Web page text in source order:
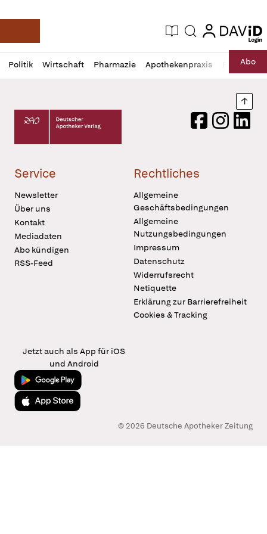
Deutsche Apotheker Zeitung
Aktuelle Ausgabe
Suche login
login
Politik Wirtschaft Pharmazie Apothekenpraxis RechtAbo
Profil
öffnen
Daz
Pur
Deutscher Apotheker Verlag Logo
FacebookInstagram
Service
Newsletter
Über uns
Kontakt
Mediadaten
Abo kündigen
RSS-Feed
Rechtliches
Allgemeine
Geschäftsbedingungen
Allgemeine
Nutzungsbedingungen
Impressum
Datenschutz
Widerrufsrecht
Netiquette
Erklärung zur Barrierefreiheit
Cookies & Tracking
Jetzt auch als App für iOS
und Android
Jetzt bei Google Play
Laden im App Store
© 2026 Deutsche Apotheker Zeitung